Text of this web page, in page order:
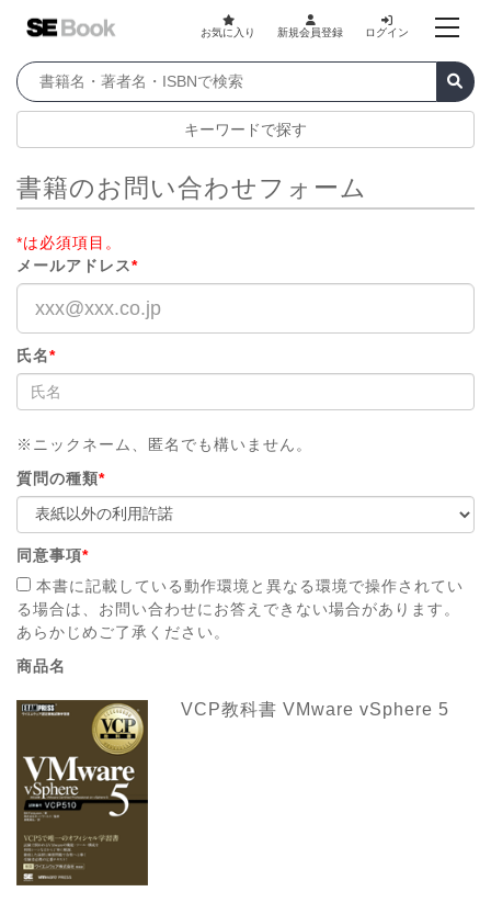
お気に入り 新規会員登録 ログイン
キーワードで探す
書籍のお問い合わせフォーム
*は必須項目。
メールアドレス*
氏名*
※ニックネーム、匿名でも構いません。
質問の種類*
同意事項*
本書に記載している動作環境と異なる環境で操作されてい
る場合は、お問い合わせにお答えできない場合があります。
あらかじめご了承ください。
商品名
VCP教科書 VMware vSphere 5